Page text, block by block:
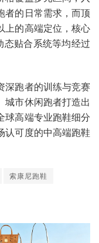
者的日常需求，而顶
上的高端定位，核心
态贴合系统等均经过
深跑者的训练与竞赛
城市休闲跑者打造出
球高端专业跑鞋细分
认可度的中高端跑鞋
索康尼跑鞋